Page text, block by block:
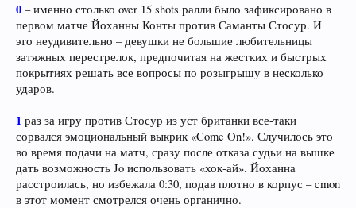
0 – именно столько over 15 shots ралли было зафиксировано в
первом матче Йоханны Конты против Саманты Стосур. И
это неудивительно – девушки не большие любительницы
затяжных перестрелок, предпочитая на жестких и быстрых
покрытиях решать все вопросы по розыгрышу в несколько
ударов.
1 раз за игру против Стосур из уст британки все-таки
сорвался эмоциональный выкрик «Come On!». Случилось это
во время подачи на матч, сразу после отказа судьи на вышке
дать возможность Jo использовать «хок-ай». Йоханна
расстроилась, но избежала 0:30, подав плотно в корпус – cmon
в этот момент смотрелся очень органично.